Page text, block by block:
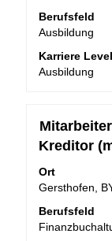
Berufsfeld
Ausbildung
Karriere Level
Ausbildung
vollständig
anzuzeigen.
Kreditor
Ort
Gersthofen,
Berufsfeld
Drücken
Sie
Leertaste,
um
vollständig